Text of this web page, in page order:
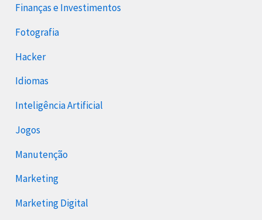
Finanças e Investimentos
Fotografia
Hacker
Idiomas
Inteligência Artificial
Jogos
Manutenção
Marketing
Marketing Digital